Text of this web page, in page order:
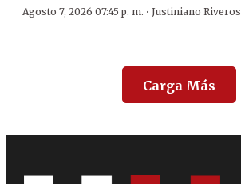
Agosto 7, 2026 07:45 p. m. · Justiniano Riveros
Carga Más